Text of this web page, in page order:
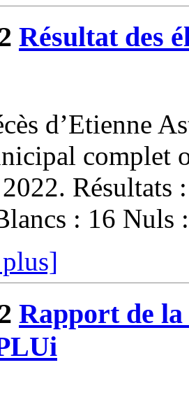
Résultat des
d’Etienne
complet
Résultats
: 16 Nuls
Rapport de